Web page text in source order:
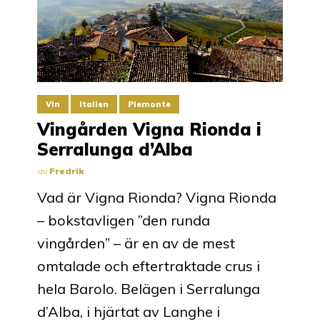
Vin Italien Piemonte
Vingården Vigna Rionda i
Serralunga d’Alba
av Fredrik
Vad är Vigna Rionda? Vigna Rionda
– bokstavligen ”den runda
vingården” – är en av de mest
omtalade och eftertraktade crus i
hela Barolo. Belägen i Serralunga
d’Alba, i hjärtat av Langhe i